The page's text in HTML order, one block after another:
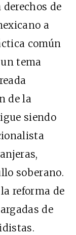
de
a
común
tema
de la
siendo
soberano.
reforma de
de